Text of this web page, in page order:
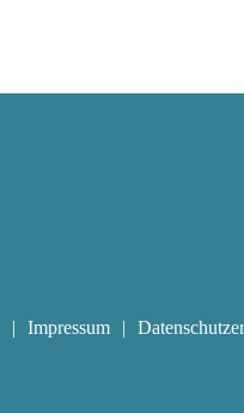
Impressum